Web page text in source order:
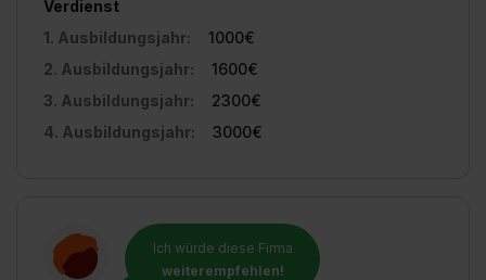
Verdienst
1. Ausbildungsjahr:
1000€
2. Ausbildungsjahr:
1600€
3. Ausbildungsjahr:
2300€
4. Ausbildungsjahr:
3000€
Ich würde diese Firma
weiterempfehlen!